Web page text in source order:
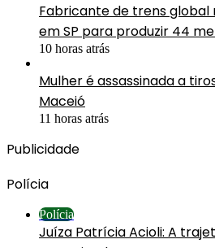
Fabricante de trens
em SP para produzir 44
10 horas atrás
Mulher é assassinada a
Maceió
11 horas atrás
Publicidade
Polícia
Polícia
Juíza Patrícia Acioli: A